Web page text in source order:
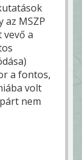
az MSZP
vevő a
a fontos,
volt
nem